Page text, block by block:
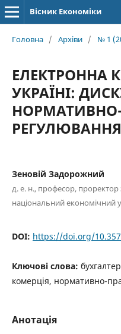
Вісник Економіки
Головна / Архіви / № 1
ЕЛЕКТРОННА
УКРАЇНІ:
РЕГУЛЮВАННЯ
Зеновій Задорожний
д. е. н., професор, проректор
національний економічний
DOI: https://doi.org/
Ключові слова:
комерція, нормативно-
Анотація